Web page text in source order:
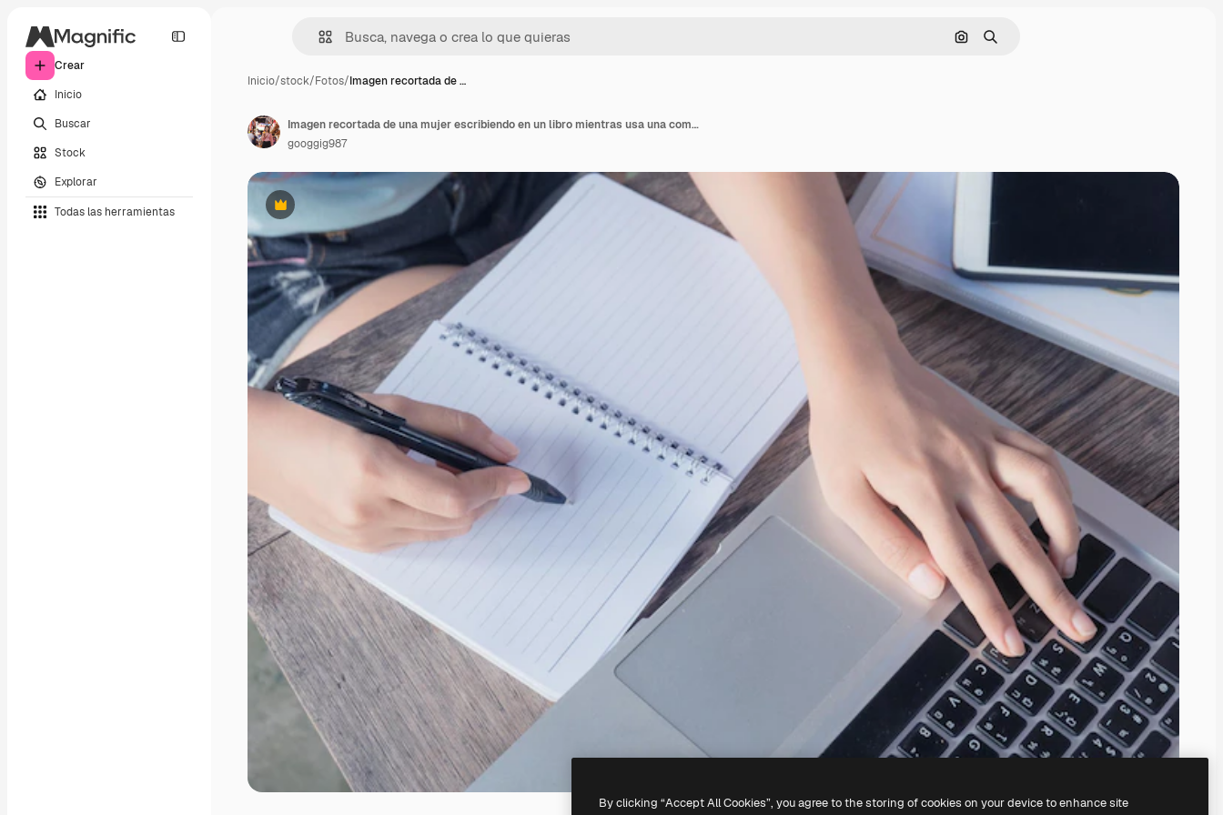
Crear
Inicio
Buscar
Stock
Explorar
Todas las herramientas
Buscar por imagen
Buscar
Inicio/stock/Fotos/Imagen recortada de …
Premium
Imagen recortada de una mujer escribiendo en un libro mientras usa una computadora portátil en la mesa
googgig987
By clicking “Accept All Cookies”, you agree to the storing of cookies on your device to enhance site